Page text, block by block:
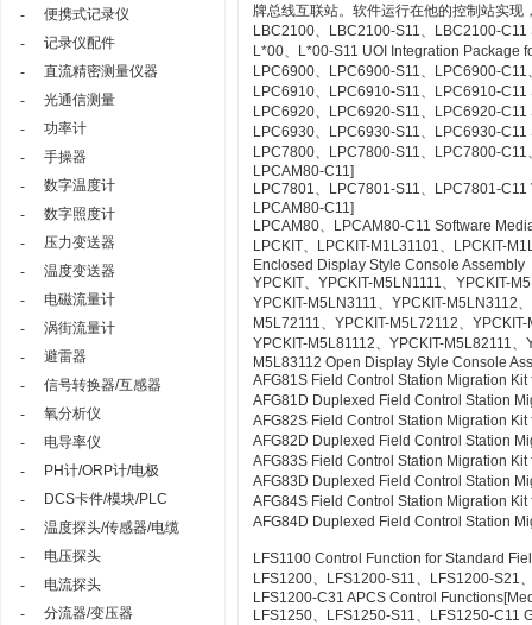
-
便携式记录仪
-
记录仪配件
-
直流精密测量仪器
-
光通信测量
-
功率计
-
手操器
-
数字温度计
-
数字照度计
-
压力变送器
-
温度变送器
-
电磁流量计
-
涡街流量计
-
避雷器
-
信号转换器/互感器
-
氧分析仪
-
电导率仪
-
PH计/ORP计/电极
-
DCS卡件/模块/PLC
-
温度探头/传感器/电缆
-
电压探头
-
电流探头
-
分流器/变压器
牌总线互联站。软件运行在他的控制站实
LBC2100、LBC2100-S11、LBC2100-
L*00、L*00-S11 UOI Integration Package
LPC6900、LPC6900-S11、LPC6900-
LPC6910、LPC6910-S11、LPC6910-
LPC6920、LPC6920-S11、LPC6920-
LPC6930、LPC6930-S11、LPC6930-
LPC7800、LPC7800-S11、LPC7800-
LPCAM80-C11]
LPC7801、LPC7801-S11、LPC7801-
LPCAM80-C11]
LPCAM80、LPCAM80-C11 Software
LPCKIT、LPCKIT-M1L31101、LPCKIT-
Enclosed Display Style Console Assembly
YPCKIT、YPCKIT-M5LN1111、YPCKIT-
YPCKIT-M5LN3111、YPCKIT-M5LN3112
M5L72111、YPCKIT-M5L72112、
YPCKIT-M5L81112、YPCKIT-M5L82111
M5L83112 Open Display Style Console
AFG81S Field Control Station Migration Kit
AFG81D Duplexed Field Control Station
AFG82S Field Control Station Migration Kit
AFG82D Duplexed Field Control Station
AFG83S Field Control Station Migration Kit
AFG83D Duplexed Field Control Station
AFG84S Field Control Station Migration Kit
AFG84D Duplexed Field Control Station
LFS1100 Control Function for Standard
LFS1200、LFS1200-S11、LFS1200-S21
LFS1200-C31 APCS Control
LFS1250、LFS1250-S11、LFS1250-C11